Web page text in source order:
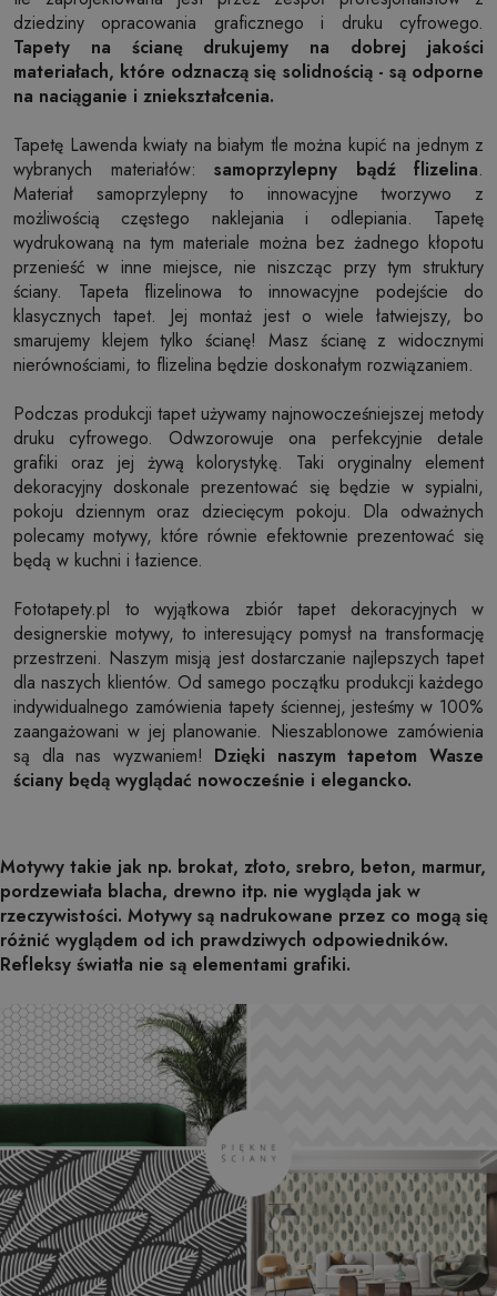
dziedziny opracowania graficznego i druku cyfrowego.
Tapety na ścianę drukujemy na dobrej jakości
materiałach, które odznaczą się solidnością - są odporne
na naciąganie i zniekształcenia.
Tapetę Lawenda kwiaty na białym tle można kupić na jednym z
wybranych materiałów: samoprzylepny bądź flizelina.
Materiał samoprzylepny to innowacyjne tworzywo z
możliwością częstego naklejania i odlepiania. Tapetę
wydrukowaną na tym materiale można bez żadnego kłopotu
przenieść w inne miejsce, nie niszcząc przy tym struktury
ściany. Tapeta flizelinowa to innowacyjne podejście do
klasycznych tapet. Jej montaż jest o wiele łatwiejszy, bo
smarujemy klejem tylko ścianę! Masz ścianę z widocznymi
nierównościami, to flizelina będzie doskonałym rozwiązaniem.
Podczas produkcji tapet używamy najnowocześniejszej metody
druku cyfrowego. Odwzorowuje ona perfekcyjnie detale
grafiki oraz jej żywą kolorystykę. Taki oryginalny element
dekoracyjny doskonale prezentować się będzie w sypialni,
pokoju dziennym oraz dziecięcym pokoju. Dla odważnych
polecamy motywy, które równie efektownie prezentować się
będą w kuchni i łazience.
Fototapety.pl to wyjątkowa zbiór tapet dekoracyjnych w
designerskie motywy, to interesujący pomysł na transformację
przestrzeni. Naszym misją jest dostarczanie najlepszych tapet
dla naszych klientów. Od samego początku produkcji każdego
indywidualnego zamówienia tapety ściennej, jesteśmy w 100%
zaangażowani w jej planowanie. Nieszablonowe zamówienia
są dla nas wyzwaniem! Dzięki naszym tapetom Wasze
ściany będą wyglądać nowocześnie i elegancko.
Motywy takie jak np. brokat, złoto, srebro, beton, marmur,
pordzewiała blacha, drewno itp. nie wygląda jak w
rzeczywistości. Motywy są nadrukowane przez co mogą się
różnić wyglądem od ich prawdziwych odpowiedników.
Refleksy światła nie są elementami grafiki.